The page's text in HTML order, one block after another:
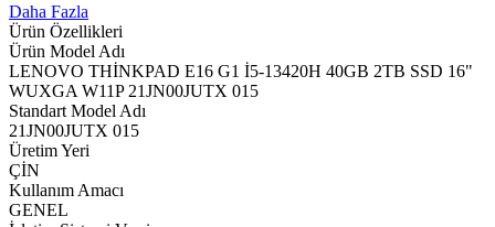
Daha Fazla
Ürün Özellikleri
Ürün Model Adı
LENOVO THİNKPAD E16 G1 İ5-13420H 40GB 2TB SSD 16"
WUXGA W11P 21JN00JUTX 015
Standart Model Adı
21JN00JUTX 015
Üretim Yeri
ÇİN
Kullanım Amacı
GENEL